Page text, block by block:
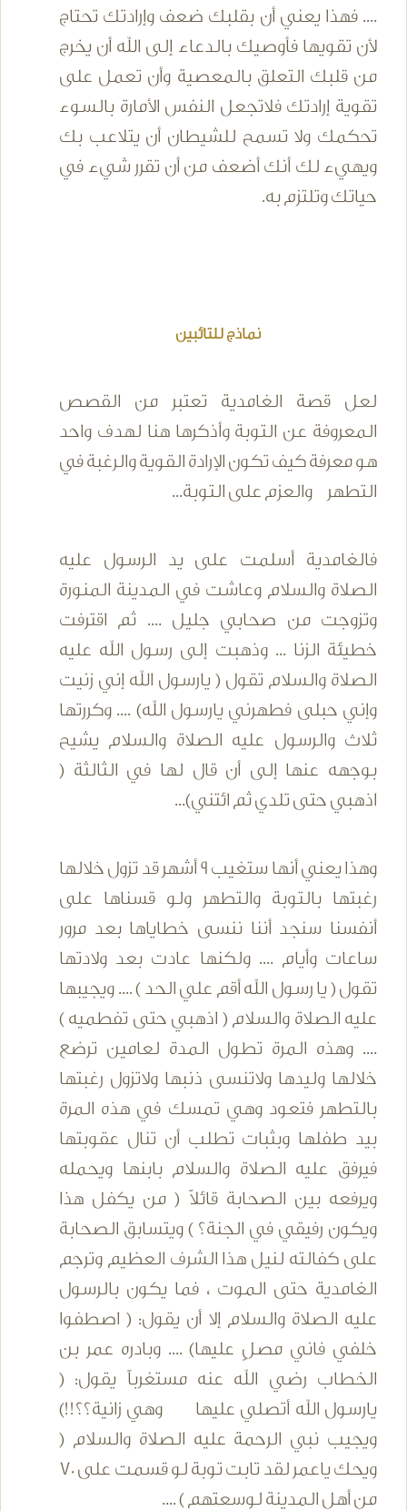
.... فهذا يعني أن بقلبك ضعف وإرادتك تحتاج
لأن تقويها فأوصيك بالدعاء إلى الله أن يخرج
من قلبك التعلق بالمعصية وأن تعمل على
تقوية إرادتك فلاتجعل النفس الأمارة بالسوء
تحكمك ولا تسمح للشيطان أن يتلاعب بك
ويهيء لك أنك أضعف من أن تقرر شيء في
حياتك وتلتزم به.
نماذج للتائبين
لعل قصة الغامدية تعتبر من القصص
المعروفة عن التوبة وأذكرها هنا لهدف واحد
هو معرفة كيف تكون الإرادة القوية والرغبة في
التطهر والعزم على التوبة...
فالغامدية أسلمت على يد الرسول عليه
الصلاة والسلام وعاشت في المدينة المنورة
وتزوجت من صحابي جليل .... ثم اقترفت
خطيئة الزنا ... وذهبت إلى رسول الله عليه
الصلاة والسلام تقول ( يارسول الله إني زنيت
وإني حبلى فطهرني يارسول الله) .... وكررتها
ثلاث والرسول عليه الصلاة والسلام يشيح
بوجهه عنها إلى أن قال لها في الثالثة (
اذهبي حتى تلدي ثم ائتني)...
وهذا يعني أنها ستغيب 9 أشهر قد تزول خلالها
رغبتها بالتوبة والتطهر ولو قسناها على
أنفسنا سنجد أننا ننسى خطاياها بعد مرور
ساعات وأيام .... ولكنها عادت بعد ولادتها
تقول ( يا رسول الله أقم علي الحد ) .... ويجيبها
عليه الصلاة والسلام ( اذهبي حتى تفطميه )
.... وهذه المرة تطول المدة لعامين ترضع
خلالها وليدها ولاتنسى ذنبها ولاتزول رغبتها
بالتطهر فتعود وهي تمسك في هذه المرة
بيد طفلها وبثبات تطلب أن تنال عقوبتها
فيرفق عليه الصلاة والسلام بابنها ويحمله
ويرفعه بين الصحابة قائلاً ( من يكفل هذا
ويكون رفيقي في الجنة؟ ) ويتسابق الصحابة
على كفالته لنيل هذا الشرف العظيم وترجم
الغامدية حتى الموت ، فما يكون بالرسول
عليه الصلاة والسلام إلا أن يقول: ( اصطفوا
خلفي فاني مصلٍ عليها) .... وبادره عمر بن
الخطاب رضي الله عنه مستغرباً يقول: (
يارسول الله أتصلي عليها وهي زانية؟؟!!)
ويجيب نبي الرحمة عليه الصلاة والسلام (
ويحك ياعمر لقد تابت توبة لو قسمت على 70
من أهل المدينة لوسعتهم ) ....